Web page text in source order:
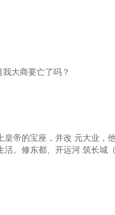
大商要亡了吗？
帝的宝座，并改 元大业，
。修东都、开运河 筑长城